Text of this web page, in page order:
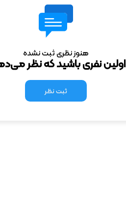
هنوز نظری ثبت نشده
اولین نفری باشید که نظر
ثبت نظر